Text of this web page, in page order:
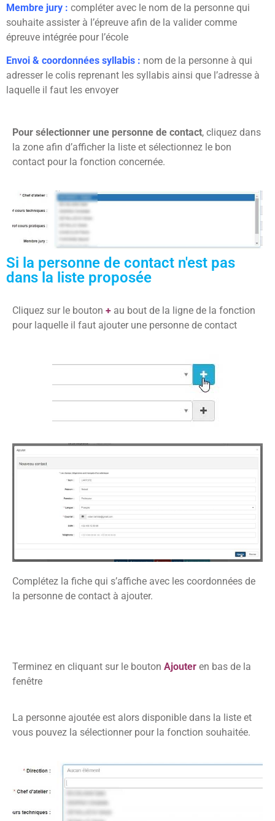
Membre jury : compléter avec le nom de la personne qui
souhaite assister à l’épreuve afin de la valider comme
épreuve intégrée pour l’école
Envoi & coordonnées syllabis : nom de la personne à qui
adresser le colis reprenant les syllabis ainsi que l’adresse à
laquelle il faut les envoyer
Pour sélectionner une personne de contact, cliquez dans
la zone afin d’afficher la liste et sélectionnez le bon
contact pour la fonction concernée.
Si la personne de contact n'est pas
dans la liste proposée
Cliquez sur le bouton + au bout de la ligne de la fonction
pour laquelle il faut ajouter une personne de contact
Complétez la fiche qui s’affiche avec les coordonnées de
la personne de contact à ajouter.
Terminez en cliquant sur le bouton Ajouter en bas de la
fenêtre
La personne ajoutée est alors disponible dans la liste et
vous pouvez la sélectionner pour la fonction souhaitée.